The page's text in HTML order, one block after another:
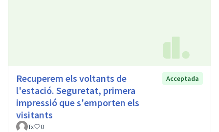
Recuperem els voltants de
l'estació. Seguretat, primera
impressió que s'emporten els
visitants
Acceptada
Tx 0